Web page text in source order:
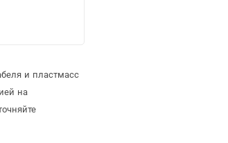
и пластмасс
на